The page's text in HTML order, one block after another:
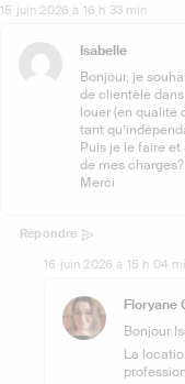
15 juin 2026 à 16 h 33 min
Isabelle
Bonjour, je
de clientèle
louer (en qualité
tant
Puis je le faire
de mes charges?
Merci
Répondre
16 juin 2026 à 15 h 04
Floryane
Bonjour
La